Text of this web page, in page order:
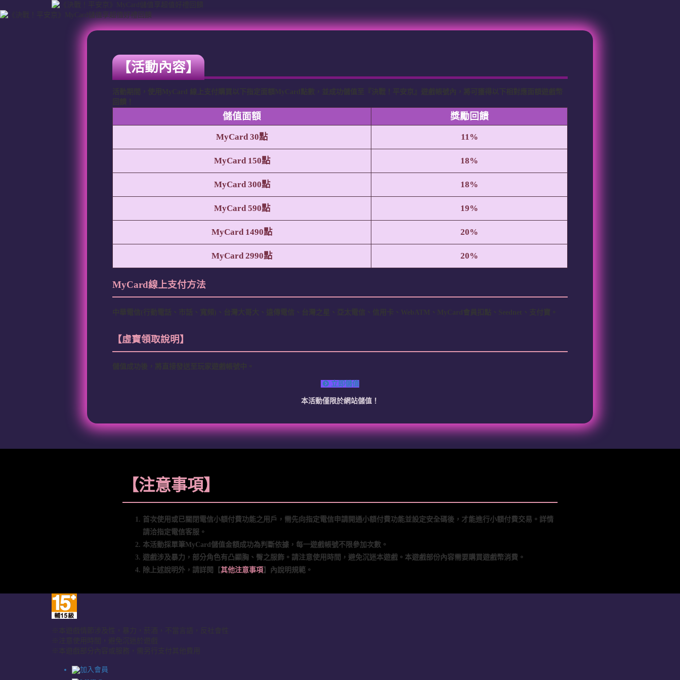
【活動內容】
儲值面額 獎勵回饋
MyCard 30點 11%
MyCard 150點 18%
MyCard 300點 18%
MyCard 590點 19%
MyCard 1490點 20%
MyCard 2990點 20%
MyCard線上支付方法
【虛寶領取說明】
立即儲值
本活動僅限於網站儲值！
【注意事項】
首次使用或已關閉電信小額付費功能之用戶，需先向指定電信申請開通小額付費功能並設定安全碼後，才能進行小額付費交易。詳情
請洽指定電信客服。
本活動採單筆MyCard儲值金額成功為判斷依據，每一遊戲帳號不限參加次數。
遊戲涉及暴力，部分角色有凸顯胸、臀之服飾。請注意使用時間，避免沉迷本遊戲。本遊戲部份內容需要購買遊戲幣消費。
除上述說明外，請詳閱【其他注意事項】內說明規範。
加入會員